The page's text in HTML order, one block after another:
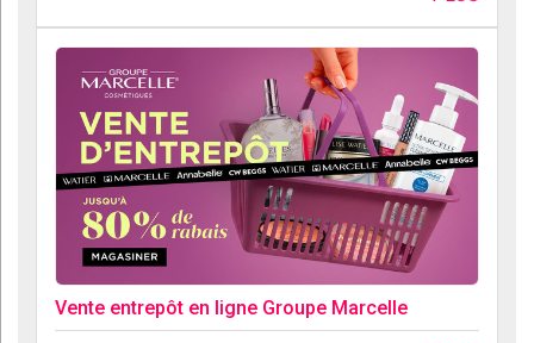
Vente entrepôt en ligne Groupe Marcelle